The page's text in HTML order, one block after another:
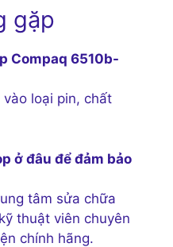
gặp
Compaq 6510b-
loại pin, chất
ở đâu để đảm bảo
tâm sửa chữa
thuật viên chuyên
chính hãng.